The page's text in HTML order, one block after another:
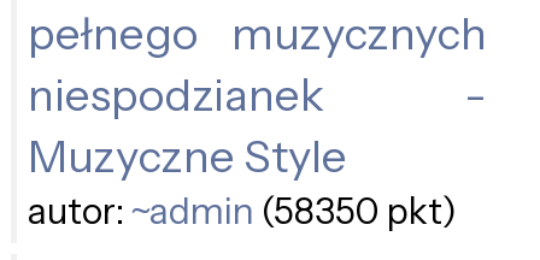
pełnego muzycznych
niespodzianek -
Muzyczne Style
autor: ~admin (58350 pkt)